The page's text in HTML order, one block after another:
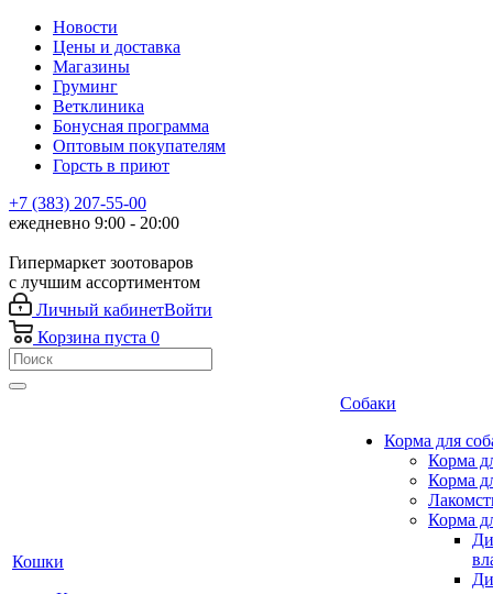
Новости
Цены и доставка
Магазины
Груминг
Ветклиника
Бонусная программа
Оптовым покупателям
Горсть в приют
+7 (383) 207-55-00
ежедневно 9:00 - 20:00
Гипермаркет зоотоваров
с лучшим ассортиментом
Личный кабинетВойти
Корзина пуста 0
Кошки
Собаки
Корма для
Корма
Корма
Корма